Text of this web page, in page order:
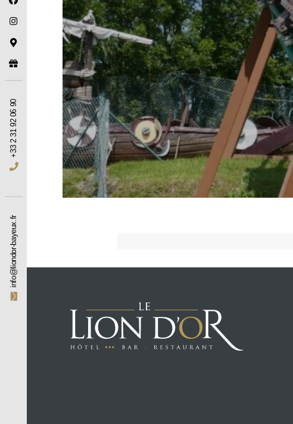
+33 2 31 92 06 90
info@liondor-bayeux.fr